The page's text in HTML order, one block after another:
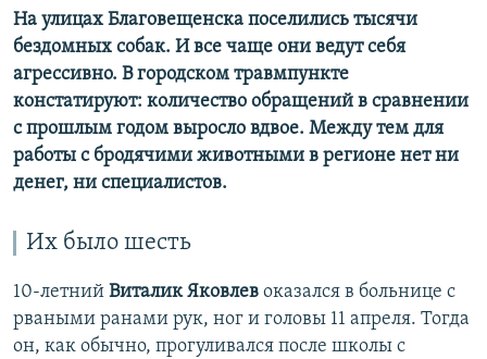
Все сайты РСЕ/РС
На улицах Благовещенска поселились тысячи
бездомных собак. И все чаще они ведут себя
агрессивно. В городском травмпункте
констатируют: количество обращений в сравнении
с прошлым годом выросло вдвое. Между тем для
работы с бродячими животными в регионе нет ни
денег, ни специалистов.
Их было шесть
10-летний Виталик Яковлев оказался в больнице с
рваными ранами рук, ног и головы 11 апреля. Тогда
он, как обычно, прогуливался после школы с